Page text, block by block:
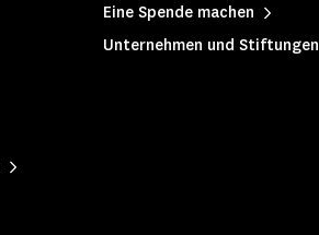
Eine Spende machen
Unternehmen und Stiftungen